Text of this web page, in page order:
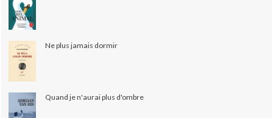
Ne plus jamais dormir
Quand je n'aurai plus d'ombre